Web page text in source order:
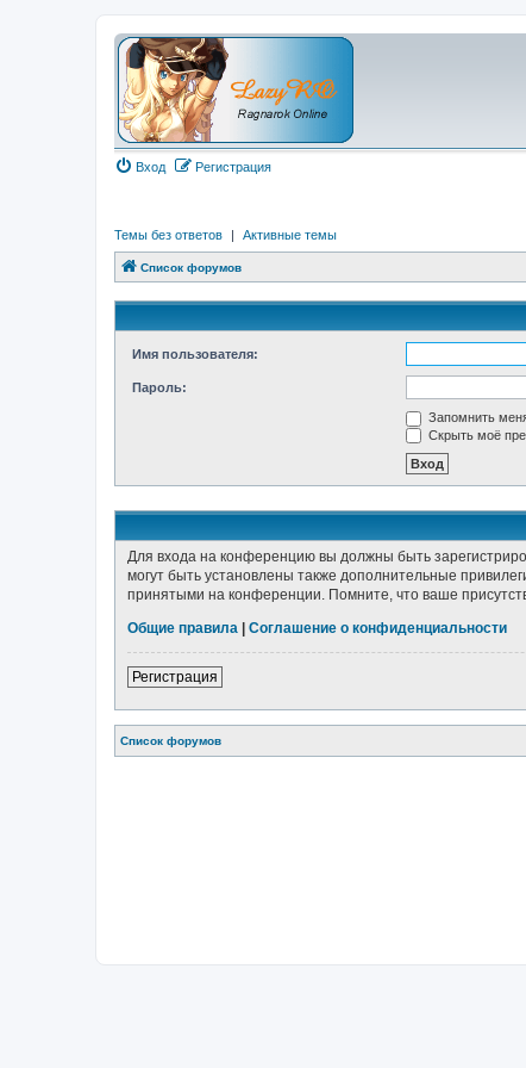
Вход Регистрация
Темы без ответов | Активные темы
Список форумов
Имя пользователя:
Пароль:
Запомнить
Скрыть моё
Для входа на конференцию вы должны быть
могут быть установлены также дополнительные
принятыми на конференции. Помните, что ваше
Общие правила
Соглашение о конфиденциальности
Регистрация
Список форумов